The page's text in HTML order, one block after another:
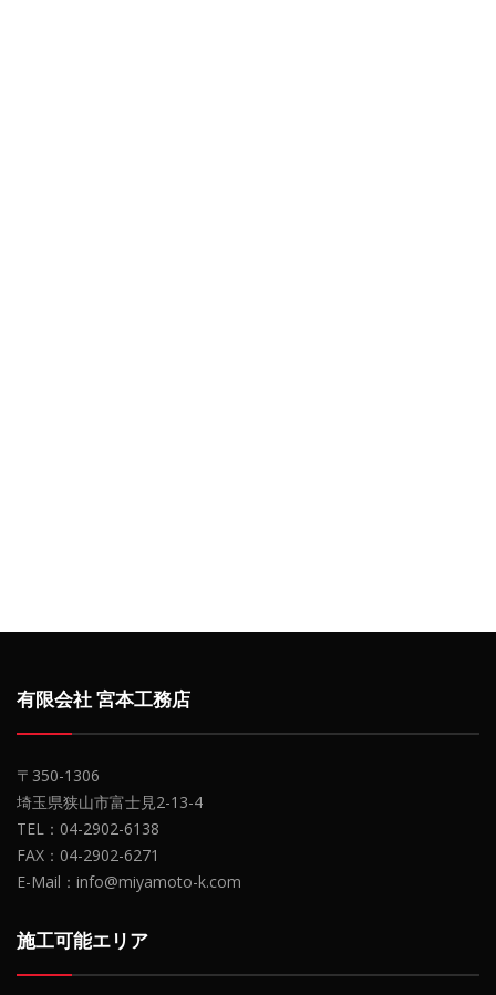
有限会社 宮本工務店
〒350-1306
埼玉県狭山市富士見2-13-4
TEL：04-2902-6138
FAX：04-2902-6271
E-Mail：info@miyamoto-k.com
施工可能エリア